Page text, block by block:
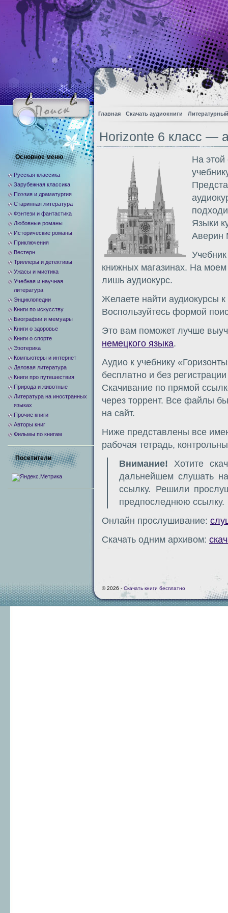
Главная Скачать аудиокниги
Horizonte 6 класс —
На этой
Языки
Аверин
книжных магазинах. На моем
лишь аудиокурс.
Желаете найти аудиокурсы
Воспользуйтесь формой
Это вам поможет лучше
немецкого языка.
Аудио к учебнику
бесплатно и без
Скачивание по прямой
через торрент. Все файлы
на сайт.
Ниже представлены все
рабочая тетрадь,
Внимание! Хотите
дальнейшем слушать
ссылку. Решили
предпоследнюю ссылку.
Онлайн прослушивание:
Скачать одним архивом:
Основное меню
Русская классика
Зарубежная классика
Поэзия и драматургия
Старинная литература
Фэнтези и фантастика
Любовные романы
Исторические романы
Приключения
Вестерн
Триллеры и детективы
Ужасы и мистика
Учебная и научная
литература
Энциклопедии
Книги по искусству
Биографии и мемуары
Книги о здоровье
Книги о спорте
Эзотерика
Компьютеры и интернет
Деловая литература
Книги про путешествия
Природа и животные
Литература на иностранных
языках
Прочие книги
Авторы книг
Фильмы по книгам
Посетители
© 2026 - Скачать книги бесплатно